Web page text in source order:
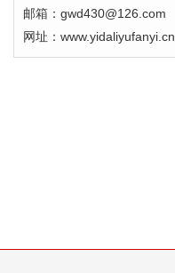
邮箱：gwd430@126.com
网址：www.yidaliyufanyi.cn